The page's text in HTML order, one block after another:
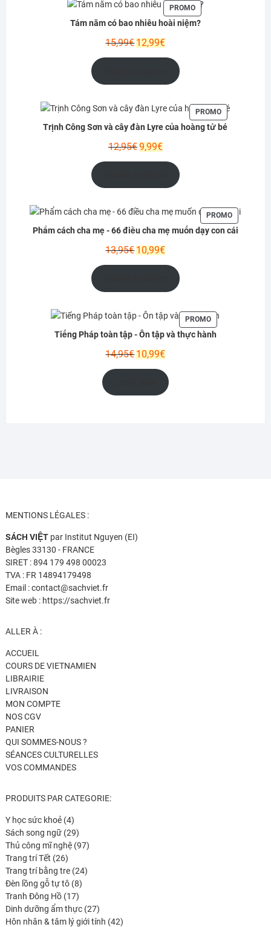
PROMOPRODUIT
EN
Tám năm có bao nhiêu hoài niệm?
15,99€Le
12,99€Le
actuel
est :
PROMOPRODUIT
EN
Trịnh Công Sơn và cây đàn Lyre của hoàng tử bé
12,95€Le
9,99€Le
actuel
est :
PROMOPRODUIT
EN
Phẩm cách cha mẹ - 66 điều cha mẹ muốn dạy con cái
13,95€Le
10,99€Le
actuel
est :
PROMOPRODUIT
EN
Tiếng Pháp toàn tập - Ôn tập và thực hành
14,95€Le
10,99€Le
actuel
est :
MENTIONS LÉGALES :
SÁCH VIỆTpar Institut Nguyen (EI)
Bègles 33130 - FRANCE
SIRET : 894 179 498 00023
TVA : FR 14894179498
Email : contact@sachviet.fr
Site web : https://sachviet.fr
ALLER À :
ACCUEIL
COURS DE VIETNAMIEN
LIBRAIRIE
LIVRAISON
MON COMPTE
NOS CGV
PANIER
QUI SOMMES-NOUS ?
SÉANCES CULTURELLES
VOS COMMANDES
PRODUITS PAR CATEGORIE:
Y học sức khoẻ 44
produits
Sách song ngữ 2929
produits
Thủ công mĩ nghệ 9797
Trang trí Tết 2626
produits
Trang trí bằng tre 2424
Đèn lồng gỗ tự tô 88
produits
Tranh Đông Hồ 1717
produits
Dinh dưỡng ẩm thực 2727
produits
Hôn nhân & tâm lý giới tính 4242